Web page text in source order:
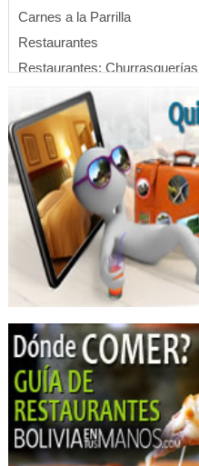
Carnes a la Parrilla
Restaurantes
Restaurantes: Churrasquerías
Chicharronería
Gastronomía
Restaurantes: Comida Criolla
Gastronomia Andina
Servicios de Gastronomía
Motosierras
Desmalezadoras
Cortadoras de pasto
Cortadoras de césped
Motobombas
Motofumigadoras
Compactadoras
Tractores cortapasto
Bombas de Agua
Herramientas de construcción